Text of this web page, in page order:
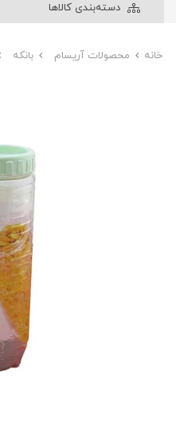
دسته‌بندی کالاها
خانه محصولات آریسام بانکه